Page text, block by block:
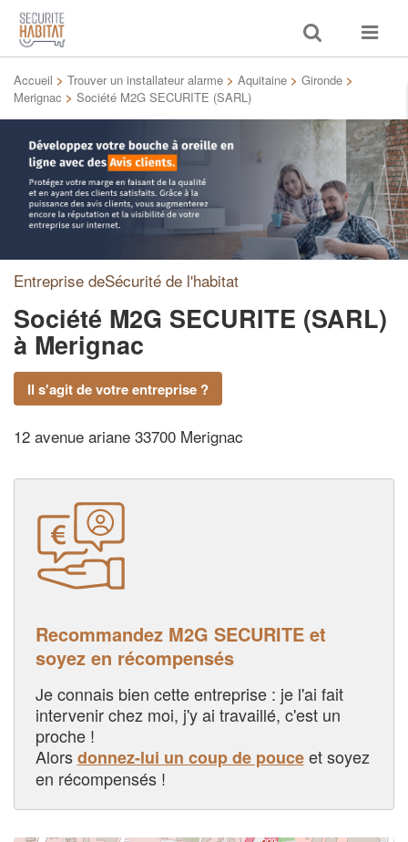
Toggle
search
Toggle
Accueil > Trouver un installateur alarme > Aquitaine > Gironde >
Merignac > Société M2G SECURITE (SARL)
Entreprise deSécurité de l'habitat
Société M2G SECURITE (SARL)
à Merignac
Il s'agit de votre entreprise ?
12 avenue ariane 33700 Merignac
Recommandez M2G SECURITE et
soyez en récompensés
Je connais bien cette entreprise : je l'ai fait
intervenir chez moi, j'y ai travaillé, c'est un
proche !
Alorsdonnez-lui un coup de pouceet soyez
en récompensés !